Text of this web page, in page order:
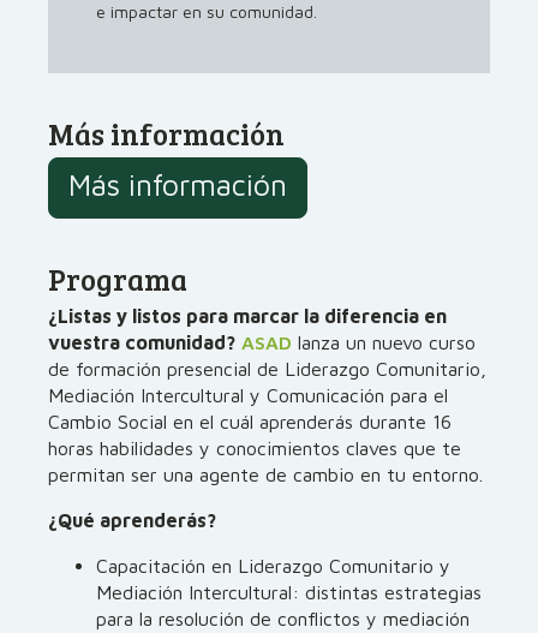
e impactar en su comunidad.
Más información
Más información
Programa
¿Listas y listos para marcar la diferencia en
vuestra comunidad? ASAD lanza un nuevo curso
de formación presencial de Liderazgo Comunitario,
Mediación Intercultural y Comunicación para el
Cambio Social en el cuál aprenderás durante 16
horas habilidades y conocimientos claves que te
permitan ser una agente de cambio en tu entorno.
¿Qué aprenderás?
Capacitación en Liderazgo Comunitario y
Mediación Intercultural: distintas estrategias
para la resolución de conflictos y mediación